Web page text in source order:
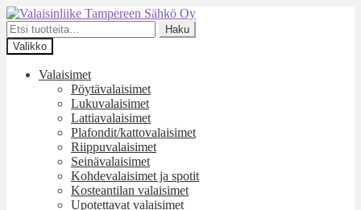
Siirry
navigointiin
Siirry
sisältöön
Etsi:
Haku
Valikko
Valaisimet
Pöytävalaisimet
Lukuvalaisimet
Lattiavalaisimet
Plafondit/kattovalaisimet
Riippuvalaisimet
Seinävalaisimet
Kohdevalaisimet ja spotit
Kosteantilan valaisimet
Upotettavat valaisimet